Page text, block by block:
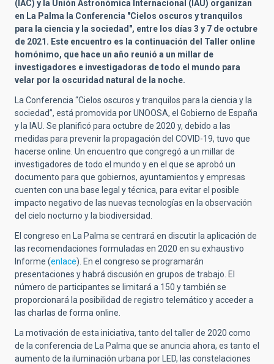
(IAC) y la Unión Astronómica Internacional (IAU) organizan
en La Palma la Conferencia "Cielos oscuros y tranquilos
para la ciencia y la sociedad", entre los días 3 y 7 de octubre
de 2021. Este encuentro es la continuación del Taller online
homónimo, que hace un año reunió a un millar de
investigadores e investigadoras de todo el mundo para
velar por la oscuridad natural de la noche.
La Conferencia “Cielos oscuros y tranquilos para la ciencia y la
sociedad”, está promovida por UNOOSA, el Gobierno de España
y la IAU. Se planificó para octubre de 2020 y, debido a las
medidas para prevenir la propagación del COVID-19, tuvo que
hacerse online. Un encuentro que congregó a un millar de
investigadores de todo el mundo y en el que se aprobó un
documento para que gobiernos, ayuntamientos y empresas
cuenten con una base legal y técnica, para evitar el posible
impacto negativo de las nuevas tecnologías en la observación
del cielo nocturno y la biodiversidad.
El congreso en La Palma se centrará en discutir la aplicación de
las recomendaciones formuladas en 2020 en su exhaustivo
Informe (enlace). En el congreso se programarán
presentaciones y habrá discusión en grupos de trabajo. El
número de participantes se limitará a 150 y también se
proporcionará la posibilidad de registro telemático y acceder a
las charlas de forma online.
La motivación de esta iniciativa, tanto del taller de 2020 como
de la conferencia de La Palma que se anuncia ahora, es tanto el
aumento de la iluminación urbana por LED, las constelaciones